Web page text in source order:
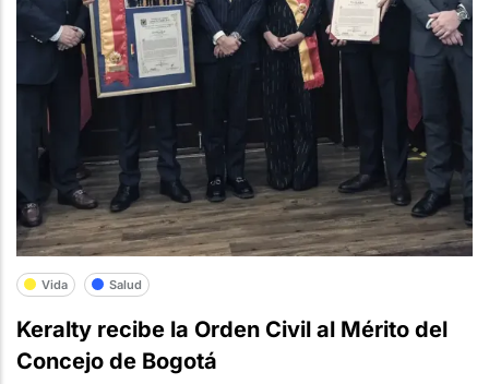
Vida Salud
Keralty recibe la Orden Civil al Mérito del
Concejo de Bogotá